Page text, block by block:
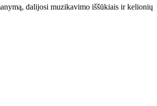
dalijosi muzikavimo iššūkiais ir kelionių